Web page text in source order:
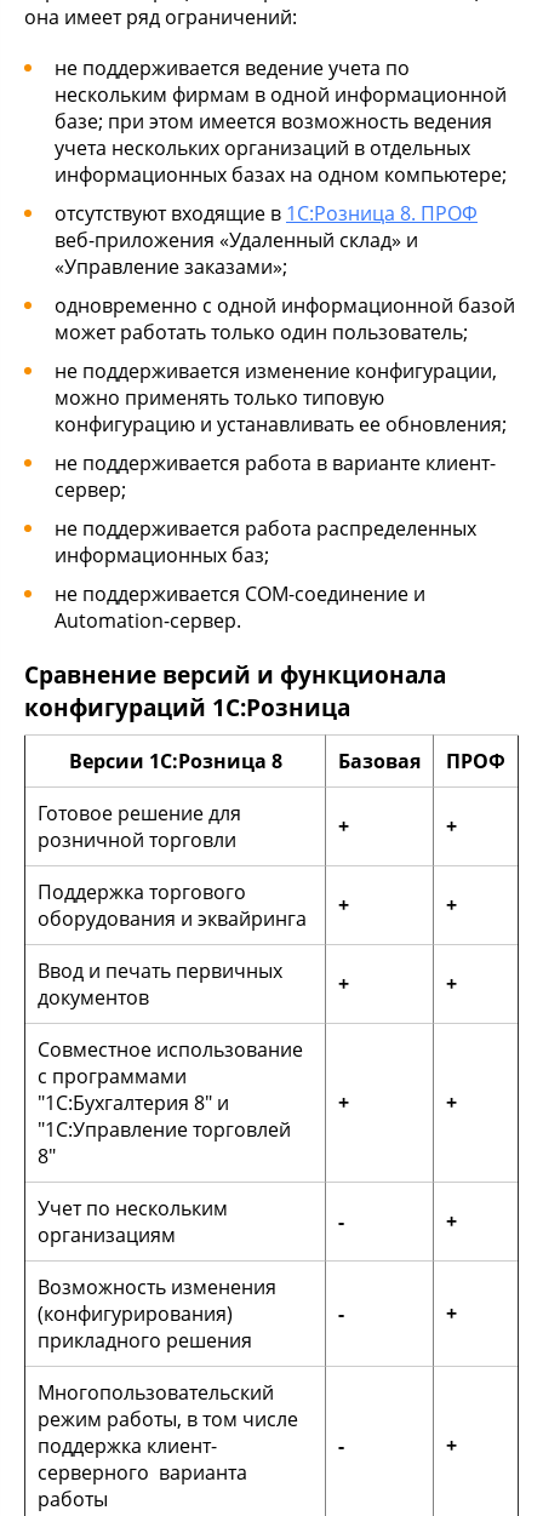
она имеет ряд ограничений:
не поддерживается ведение учета по
нескольким фирмам в одной информационной
базе; при этом имеется возможность ведения
учета нескольких организаций в отдельных
информационных базах на одном компьютере;
отсутствуют входящие в 1С:Розница 8. ПРОФ
веб-приложения «Удаленный склад» и
«Управление заказами»;
одновременно с одной информационной базой
может работать только один пользователь;
не поддерживается изменение конфигурации,
можно применять только типовую
конфигурацию и устанавливать ее обновления;
не поддерживается работа в варианте клиент-
сервер;
не поддерживается работа распределенных
информационных баз;
не поддерживается COM-соединение и
Automation-сервер.
Сравнение версий и функционала
конфигураций 1С:Розница
Версии 1С:Розница 8 Базовая
ПРОФ
Готовое решение для
розничной торговли
+ +
Поддержка торгового
оборудования и эквайринга
+ +
Ввод и печать первичных
документов
+ +
Совместное использование
с программами
"1С:Бухгалтерия 8" и
"1С:Управление торговлей
8"
+ +
Учет по нескольким
организациям
- +
Возможность изменения
(конфигурирования)
прикладного решения
- +
Многопользовательский
режим работы, в том числе
поддержка клиент-
серверного варианта
работы
- +